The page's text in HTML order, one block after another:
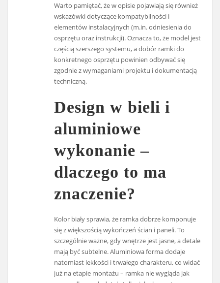
Warto pamiętać, że w opisie pojawiają się również
wskazówki dotyczące kompatybilności i
elementów instalacyjnych (m.in. odniesienia do
osprzętu oraz instrukcji). Oznacza to, że model jest
częścią szerszego systemu, a dobór ramki do
konkretnego osprzętu powinien odbywać się
zgodnie z wymaganiami projektu i dokumentacją
techniczną.
Design w bieli i
aluminiowe
wykonanie –
dlaczego to ma
znaczenie?
Kolor biały sprawia, że ramka dobrze komponuje
się z większością wykończeń ścian i paneli. To
szczególnie ważne, gdy wnętrze jest jasne, a detale
mają być subtelne. Aluminiowa forma dodaje
natomiast lekkości i trwałego charakteru, co widać
już na etapie montażu – ramka nie wygląda jak